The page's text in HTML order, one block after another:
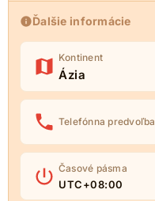
Ďalšie informácie
Kontinent
Ázia
Telefónna predvoľba
Časové pásma
UTC+08:00